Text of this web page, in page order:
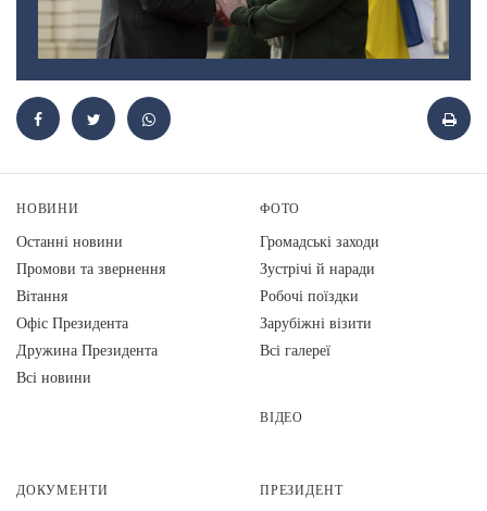
НОВИНИ
Останні новини
Промови та звернення
Вiтання
Офіс Президента
Дружина Президента
Всі новини
ФОТО
Громадські заходи
Зустрічі й наради
Робочі поїздки
Зарубіжні візити
Всі галереї
ВІДЕО
ДОКУМЕНТИ ПРЕЗИДЕНТ